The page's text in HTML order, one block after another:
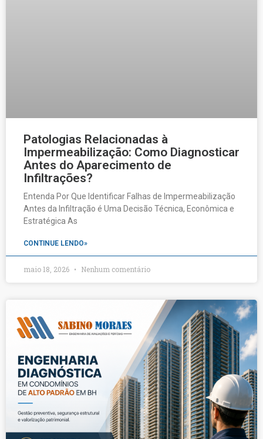
Patologias Relacionadas à
Impermeabilização: Como Diagnosticar
Antes do Aparecimento de
Infiltrações?
Entenda Por Que Identificar Falhas de Impermeabilização
Antes da Infiltração é Uma Decisão Técnica, Econômica e
Estratégica As
CONTINUE LENDO»
maio 18, 2026 Nenhum comentário